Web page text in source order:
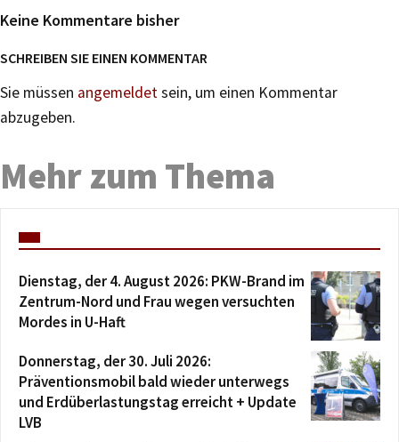
Keine Kommentare bisher
SCHREIBEN SIE EINEN KOMMENTAR
Sie müssen angemeldetsein, um einen Kommentar
abzugeben.
Mehr zum Thema
Dienstag, der 4. August 2026: PKW-Brand im
Zentrum-Nord und Frau wegen versuchten
Mordes in U-Haft
Donnerstag, der 30. Juli 2026:
Präventionsmobil bald wieder unterwegs
und Erdüberlastungstag erreicht + Update
LVB